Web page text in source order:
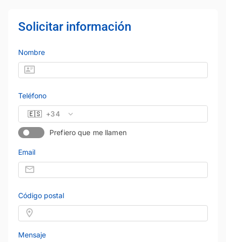
Solicitar información
Nombre
Teléfono
🇪🇸 +34
Prefiero que me llamen
Email
Código postal
Mensaje